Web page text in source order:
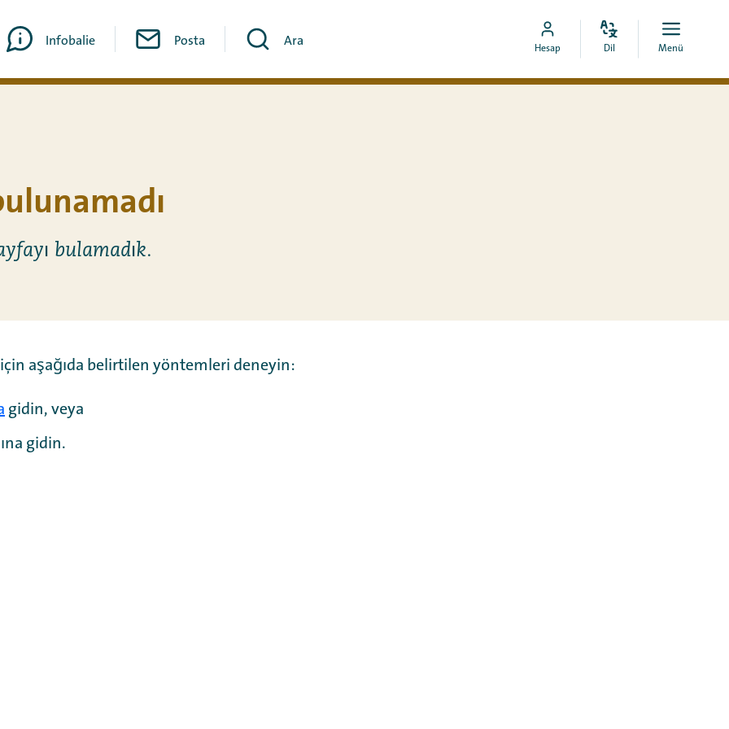
Infobalie Posta Ara
MyCOA
hesabına
Hesap
Dili
Dil
Aç
Menü
bulamadık.
aşağıda belirtilen yöntemleri deneyin:
gidin, veya
gidin.